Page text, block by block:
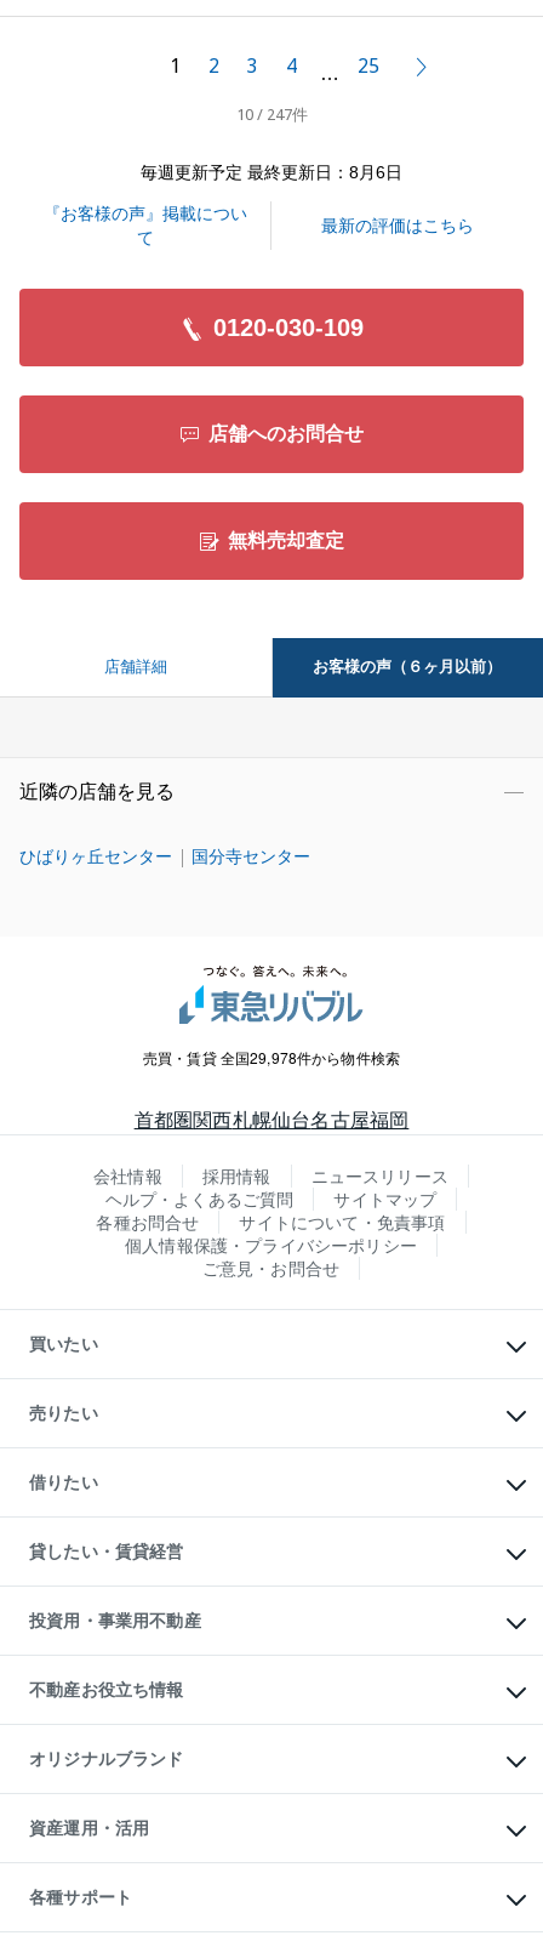
連絡下さい。
閉じる
1 2 3 4 … 25
10 / 247件
毎週更新予定 最終更新日：8月6日
『お客様の声』掲載につい
て
最新の評価はこちら
0120-030-109
店舗へのお問合せ
無料売却査定
店舗詳細 お客様の声（６ヶ月以前）
近隣の店舗を見る
ひばりヶ丘センター 国分寺センター
売買・賃貸 全国29,978件から物件検索
首都圏関西札幌仙台名古屋福岡
会社情報 採用情報
ニュースリリース
ヘルプ・よくあるご質問
サイトマップ
各種お問合せ
サイトについて・免責事項
個人情報保護・プライバシーポリシー
ご意見・お問合せ
買いたい
新築・分譲マンションの購入
中古マンションの購入
一戸建ての購入
中古一戸建ての購入
不動産購入の流れ
注目キーワード物件特集
購入ガイド
English 繁体中文簡体中文
売りたい
一戸建ての売却・査定
土地の売却・査定
スピードAI査定
不動産査定について
不動産売却の流れ
不動産買換えの流れ
売却ガイド
借りたい
オフィス・店舗の賃貸
借りるときの流れ
借りるガイド
貸したい・賃貸経営
マンション賃料データ
賃貸管理プラン
リロケーションについて
貸すガイド
投資用・事業用不動産
事業用不動産
マンション投資
投資用マンション
アパート経営
収益物件
ビル購入（ビル一棟）
投資用不動産の売却査定
事業用不動産の売却査定
不動産お役立ち情報
マンションライブラリー
人気マンションランキング
暮らしに役立つ不動産メディア
不動産相場・不動産価格情報
不動産コラム・ニュース
不動産用語集
不動産なんでもネット相談室
住まいの税金
オリジナルブランド
一棟リノベーションマンション
L`GENTE（ルジェンテ）
区分リノベーションマンション
投資用一棟レジデンスWELL
不動産小口投資
資産運用・活用
不動産M&A
アセットマネジメント・出資
各種サポート